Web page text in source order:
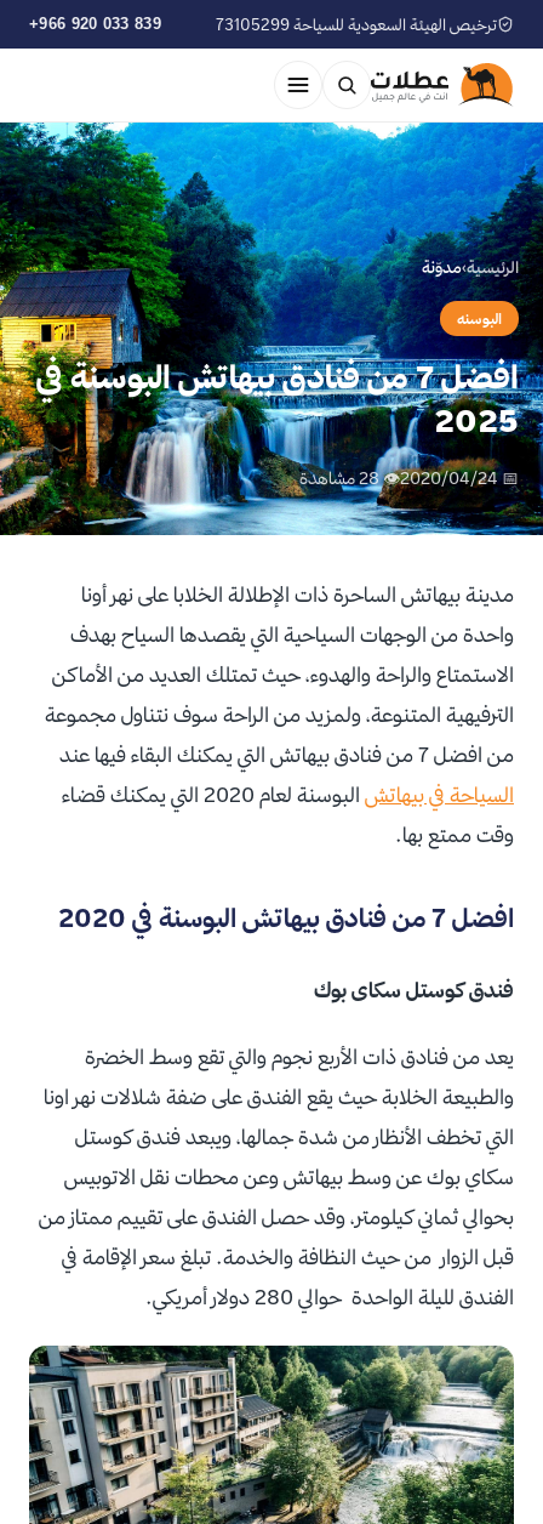
ترخيص الهيئة السعودية للسياحة 73105299 +966 920 033 839
الرئيسية›مدوّنة
البوسنه
افضل 7 من فنادق بيهاتش البوسنة في
2025
📅 2020/04/24 👁 28 مشاهدة
مدينة بيهاتش الساحرة ذات الإطلالة الخلابا على نهر أونا
واحدة من الوجهات السياحية التي يقصدها السياح بهدف
الاستمتاع والراحة والهدوء، حيث تمتلك العديد من الأماكن
الترفيهية المتنوعة، ولمزيد من الراحة سوف نتناول مجموعة
من افضل 7 من فنادق بيهاتش التي يمكنك البقاء فيها عند
السياحة في بيهاتش
البوسنة لعام 2020 التي يمكنك قضاء
وقت ممتع بها.
افضل 7 من فنادق بيهاتش البوسنة في 2020
فندق كوستل سكاى بوك
يعد من فنادق ذات الأربع نجوم والتي تقع وسط الخضرة
والطبيعة الخلابة حيث يقع الفندق على ضفة شلالات نهر اونا
التي تخطف الأنظار من شدة جمالها، ويبعد فندق كوستل
سكاي بوك عن وسط بيهاتش وعن محطات نقل الاتوبيس
بحوالي ثماني كيلومتر، وقد حصل الفندق على تقييم ممتاز من
قبل الزوار من حيث النظافة والخدمة. تبلغ سعر الإقامة في
الفندق لليلة الواحدة حوالي 280 دولار أمريكي.